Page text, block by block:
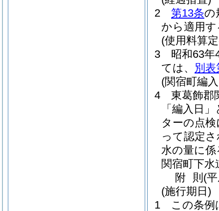
2
第13条の
から適用
(使用料算
3
昭和63
ては、 別表
(関宿町編
4
東葛飾郡
「編入日
ターの点
って認定
水の量に
関宿町下水
附 則 (
(施行期日)
1
この条例